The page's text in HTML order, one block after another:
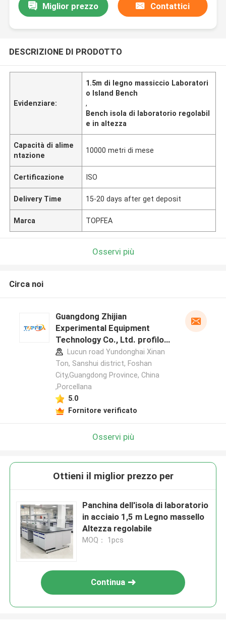
Miglior prezzo Contattici
DESCRIZIONE DI PRODOTTO
Evidenziare:
1.5m di legno massiccio Laboratori
o Island Bench
,
Bench isola di laboratorio regolabil
e in altezza
Capacità di alime
ntazione
10000 metri di mese
Certificazione ISO
Delivery Time 15-20 days after get deposit
Marca TOPFEA
Osservi più
Circa noi
Guangdong Zhijian
Experimental Equipment
Technology Co., Ltd. profilo
del produttore
Lucun road Yundonghai Xinan
Ton, Sanshui district, Foshan
City,Guangdong Province, China
,Porcellana
5.0
Fornitore verificato
Osservi più
Ottieni il miglior prezzo per
Panchina dell'isola di laboratorio
in acciaio 1,5 m Legno massello
Altezza regolabile
MOQ： 1pcs
Continua